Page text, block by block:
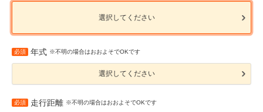
選択してください
必須 年式 ※不明の場合はおおよそでOKです
選択してください
必須 走行距離 ※不明の場合はおおよそでOKです